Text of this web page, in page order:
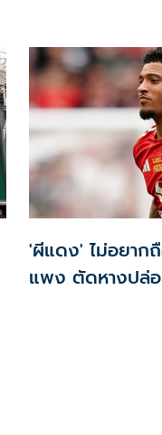
'ผีแดง' ไม่อยาก
แพง ตัดหางปล่